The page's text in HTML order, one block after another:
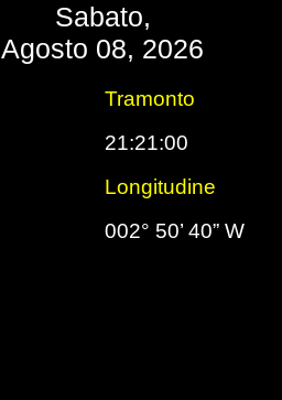
Sabato,
Agosto 08, 2026
Tramonto
21:21:00
Longitudine
002° 50’ 40” W